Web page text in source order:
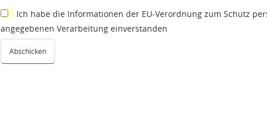
Ich habe die Informationen der EU-Verordnung zum Schutz
angegebenen Verarbeitung einverstanden